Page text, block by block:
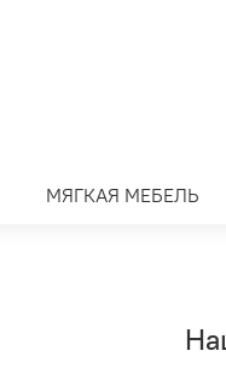
МЯГКАЯ МЕБЕЛЬ